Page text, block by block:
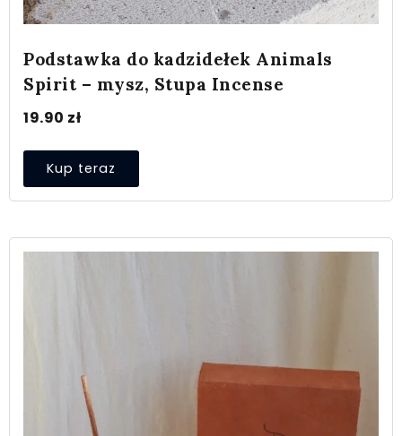
Podstawka do kadzidełek Animals
Spirit – mysz, Stupa Incense
19.90 zł
Kup teraz